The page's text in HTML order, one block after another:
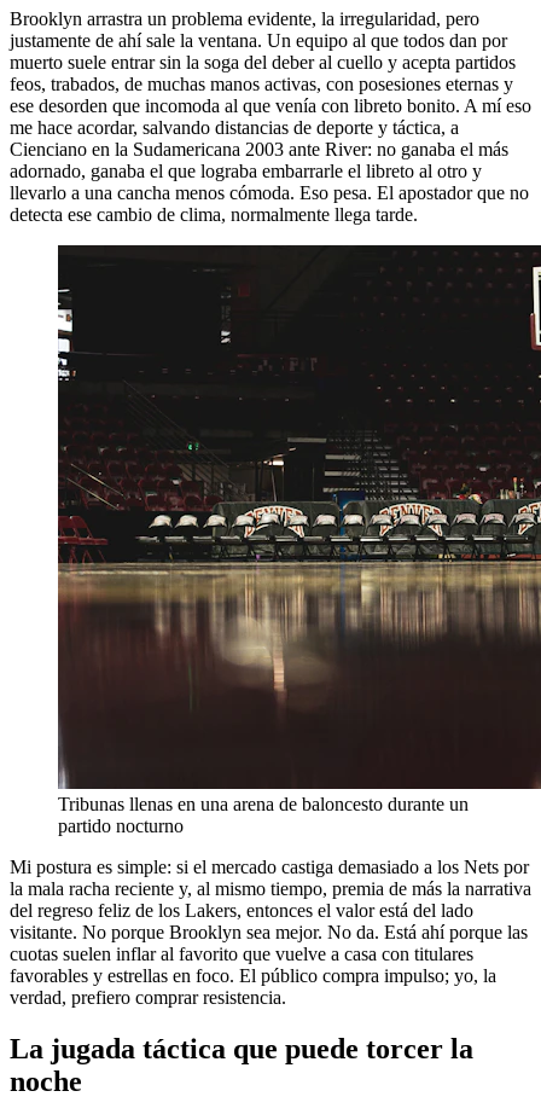
Brooklyn arrastra un problema evidente, la irregularidad, pero
justamente de ahí sale la ventana. Un equipo al que todos dan por
muerto suele entrar sin la soga del deber al cuello y acepta partidos
feos, trabados, de muchas manos activas, con posesiones eternas y
ese desorden que incomoda al que venía con libreto bonito. A mí eso
me hace acordar, salvando distancias de deporte y táctica, a
Cienciano en la Sudamericana 2003 ante River: no ganaba el más
adornado, ganaba el que lograba embarrarle el libreto al otro y
llevarlo a una cancha menos cómoda. Eso pesa. El apostador que no
detecta ese cambio de clima, normalmente llega tarde.
Tribunas llenas en una arena de baloncesto durante un
partido nocturno
Mi postura es simple: si el mercado castiga demasiado a los Nets por
la mala racha reciente y, al mismo tiempo, premia de más la narrativa
del regreso feliz de los Lakers, entonces el valor está del lado
visitante. No porque Brooklyn sea mejor. No da. Está ahí porque las
cuotas suelen inflar al favorito que vuelve a casa con titulares
favorables y estrellas en foco. El público compra impulso; yo, la
verdad, prefiero comprar resistencia.
La jugada táctica que puede torcer la
noche